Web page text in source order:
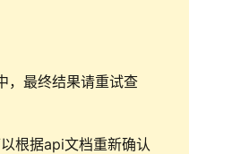
，最终结果请重试查
根据api文档重新确认